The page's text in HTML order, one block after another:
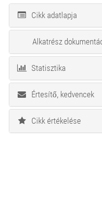
Cikk adatlapja
Alkatrész
Statisztika
Értesítő, kedvencek
Cikk értékelése